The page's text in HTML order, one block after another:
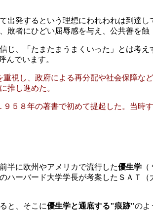
出発するという理想にわれわれは到達
者にひどい屈辱感を与え、公共善を蝕
じ、「たまたまうまくいった」とは考え
んでいます。
視し、政府による再分配や社会保障
推し進めた。
５８年の著書で初めて提起した。当
半に欧州やアメリカで流行した優生学
ハーバード大学学長が考案したＳＡＴ
と、そこに優生学と通底する"痕跡"のよ